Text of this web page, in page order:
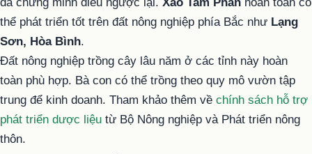
thể phát triển tốt trên đất nông nghiệp phía Bắc như Lạng
Sơn, Hòa Bình.
Đất nông nghiệp trồng cây lâu năm ở các tỉnh này hoàn
toàn phù hợp. Bà con có thể trồng theo quy mô vườn tập
trung để kinh doanh. Tham khảo thêm về chính sách hỗ trợ
phát triển dược liệu từ Bộ Nông nghiệp và Phát triển nông
thôn.